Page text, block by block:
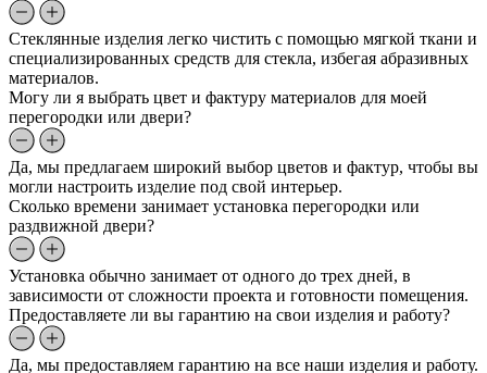
Стеклянные изделия легко чистить с помощью мягкой ткани и
специализированных средств для стекла, избегая абразивных
материалов.
Могу ли я выбрать цвет и фактуру материалов для моей
перегородки или двери?
Да, мы предлагаем широкий выбор цветов и фактур, чтобы вы
могли настроить изделие под свой интерьер.
Сколько времени занимает установка перегородки или
раздвижной двери?
Установка обычно занимает от одного до трех дней, в
зависимости от сложности проекта и готовности помещения.
Предоставляете ли вы гарантию на свои изделия и работу?
Да, мы предоставляем гарантию на все наши изделия и работу.